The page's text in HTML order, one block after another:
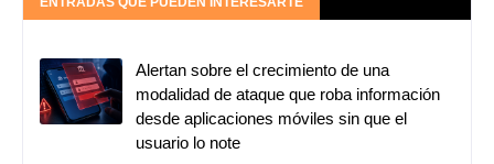
Alertan sobre el crecimiento de una
modalidad de ataque que roba información
desde aplicaciones móviles sin que el
usuario lo note